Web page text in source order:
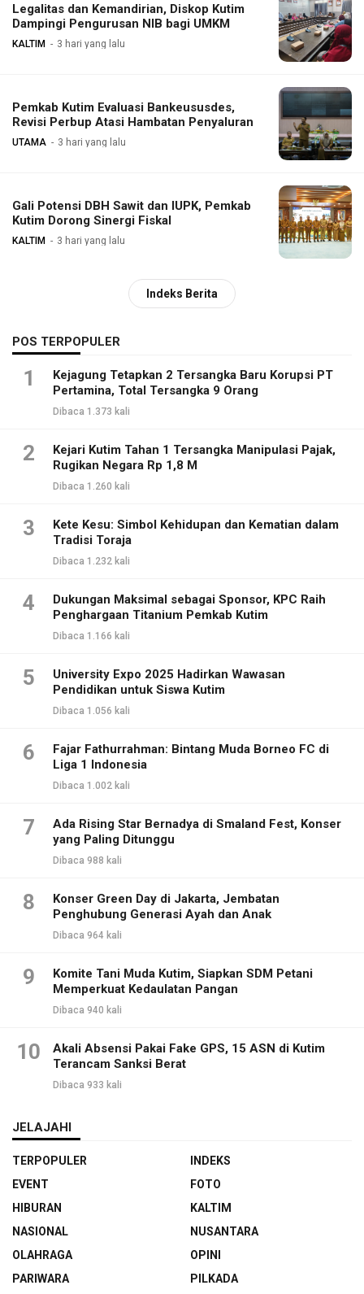
Legalitas dan Kemandirian, Diskop Kutim
Dampingi Pengurusan NIB bagi UMKM
KALTIM 3 hari yang lalu
Pemkab Kutim Evaluasi Bankeususdes,
Revisi Perbup Atasi Hambatan Penyaluran
UTAMA 3 hari yang lalu
Gali Potensi DBH Sawit dan IUPK, Pemkab
Kutim Dorong Sinergi Fiskal
KALTIM 3 hari yang lalu
Indeks Berita
POS TERPOPULER
1
Kejagung Tetapkan 2 Tersangka Baru Korupsi PT
Pertamina, Total Tersangka 9 Orang
Dibaca 1.373 kali
2
Kejari Kutim Tahan 1 Tersangka Manipulasi Pajak,
Rugikan Negara Rp 1,8 M
Dibaca 1.260 kali
3
Kete Kesu: Simbol Kehidupan dan Kematian dalam
Tradisi Toraja
Dibaca 1.232 kali
4
Dukungan Maksimal sebagai Sponsor, KPC Raih
Penghargaan Titanium Pemkab Kutim
Dibaca 1.166 kali
5
University Expo 2025 Hadirkan Wawasan
Pendidikan untuk Siswa Kutim
Dibaca 1.056 kali
6
Fajar Fathurrahman: Bintang Muda Borneo FC di
Liga 1 Indonesia
Dibaca 1.002 kali
7
Ada Rising Star Bernadya di Smaland Fest, Konser
yang Paling Ditunggu
Dibaca 988 kali
8
Konser Green Day di Jakarta, Jembatan
Penghubung Generasi Ayah dan Anak
Dibaca 964 kali
9
Komite Tani Muda Kutim, Siapkan SDM Petani
Memperkuat Kedaulatan Pangan
Dibaca 940 kali
10
Akali Absensi Pakai Fake GPS, 15 ASN di Kutim
Terancam Sanksi Berat
Dibaca 933 kali
JELAJAHI
TERPOPULER
INDEKS
EVENT
FOTO
HIBURAN
KALTIM
NASIONAL
NUSANTARA
OLAHRAGA
OPINI
PARIWARA
PILKADA